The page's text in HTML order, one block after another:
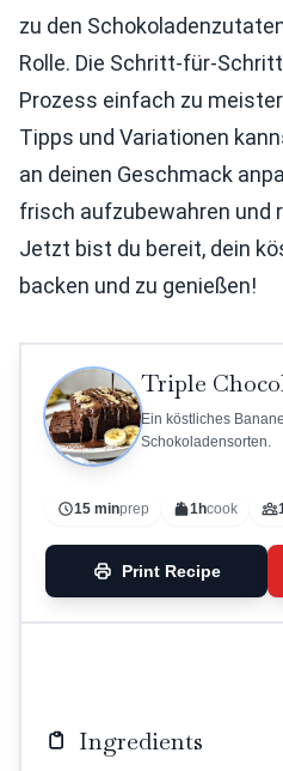
zu den
Rolle. Die Schritt-für-
Prozess einfach zu
Tipps und Variationen
an deinen Geschmack
frisch aufzubewahren und
Jetzt bist du bereit, dein
backen und zu genießen!
Triple
Ein köstliches
Schokoladensorten.
15 minprep 1hcook
Print Recipe
Ingredients